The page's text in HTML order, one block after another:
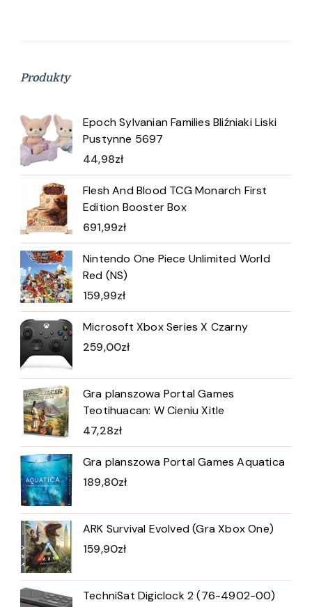
Produkty
Epoch Sylvanian Families Bliźniaki Liski
Pustynne 5697
44,98zł
Flesh And Blood TCG Monarch First
Edition Booster Box
691,99zł
Nintendo One Piece Unlimited World
Red (NS)
159,99zł
Microsoft Xbox Series X Czarny
259,00zł
Gra planszowa Portal Games
Teotihuacan: W Cieniu Xitle
47,28zł
Gra planszowa Portal Games Aquatica
189,80zł
ARK Survival Evolved (Gra Xbox One)
159,90zł
TechniSat Digiclock 2 (76-4902-00)